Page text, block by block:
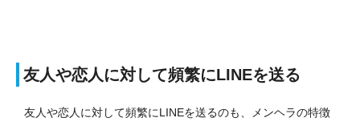
友人や恋人に対して頻繁にLINEを送る
友人や恋人に対して頻繁にLINEを送るのも、メンヘラの特徴